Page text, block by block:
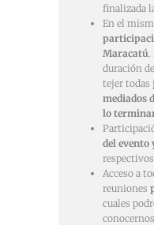
finalizada
En el
Maracatú.
duración
tejer todas
mediados
lo
del evento
Acceso a
reuniones
cuales